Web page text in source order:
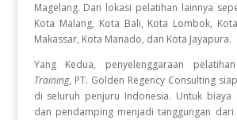
Magelang. Dan lokasi pelatihan lainnya
Kota Malang, Kota Bali, Kota Lombok,
Makassar, Kota Manado, dan Kota Jayapura.
Yang Kedua, penyelenggaraan
Training, PT. Golden Regency Consulting
di seluruh penjuru Indonesia. Untuk biaya
dan pendamping menjadi tanggungan dari